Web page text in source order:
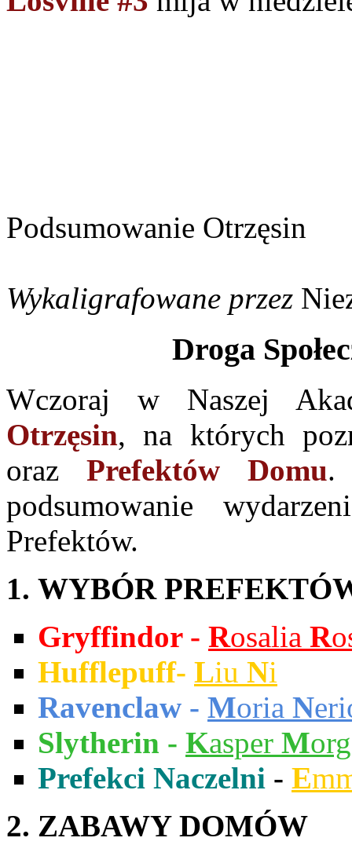
Podsumowanie Otrzęsin
Wykaligrafowane przez
Droga
Wczoraj w Naszej
Otrzęsin, na których
oraz Prefektów Domu.
podsumowanie
Prefektów.
1. WYBÓR
Gryffindor - Rosalia R
Hufflepuff- Liu Ni
Ravenclaw - Moria N
Slytherin - Kasper M
Prefekci Naczelni - E
2. ZABAWY DOMÓW